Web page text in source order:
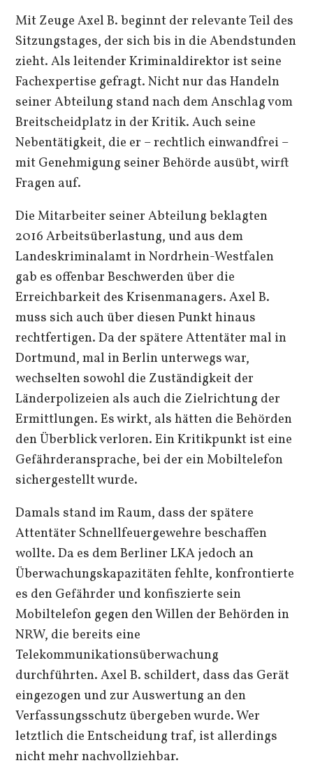
Mit Zeuge Axel B. beginnt der relevante Teil des
Sitzungstages, der sich bis in die Abendstunden
zieht. Als leitender Kriminaldirektor ist seine
Fachexpertise gefragt. Nicht nur das Handeln
seiner Abteilung stand nach dem Anschlag vom
Breitscheidplatz in der Kritik. Auch seine
Nebentätigkeit, die er – rechtlich einwandfrei –
mit Genehmigung seiner Behörde ausübt, wirft
Fragen auf.
Die Mitarbeiter seiner Abteilung beklagten
2016 Arbeitsüberlastung, und aus dem
Landeskriminalamt in Nordrhein-Westfalen
gab es offenbar Beschwerden über die
Erreichbarkeit des Krisenmanagers. Axel B.
muss sich auch über diesen Punkt hinaus
rechtfertigen. Da der spätere Attentäter mal in
Dortmund, mal in Berlin unterwegs war,
wechselten sowohl die Zuständigkeit der
Länderpolizeien als auch die Zielrichtung der
Ermittlungen. Es wirkt, als hätten die Behörden
den Überblick verloren. Ein Kritikpunkt ist eine
Gefährderansprache, bei der ein Mobiltelefon
sichergestellt wurde.
Damals stand im Raum, dass der spätere
Attentäter Schnellfeuergewehre beschaffen
wollte. Da es dem Berliner LKA jedoch an
Überwachungskapazitäten fehlte, konfrontierte
es den Gefährder und konfiszierte sein
Mobiltelefon gegen den Willen der Behörden in
NRW, die bereits eine
Telekommunikationsüberwachung
durchführten. Axel B. schildert, dass das Gerät
eingezogen und zur Auswertung an den
Verfassungsschutz übergeben wurde. Wer
letztlich die Entscheidung traf, ist allerdings
nicht mehr nachvollziehbar.